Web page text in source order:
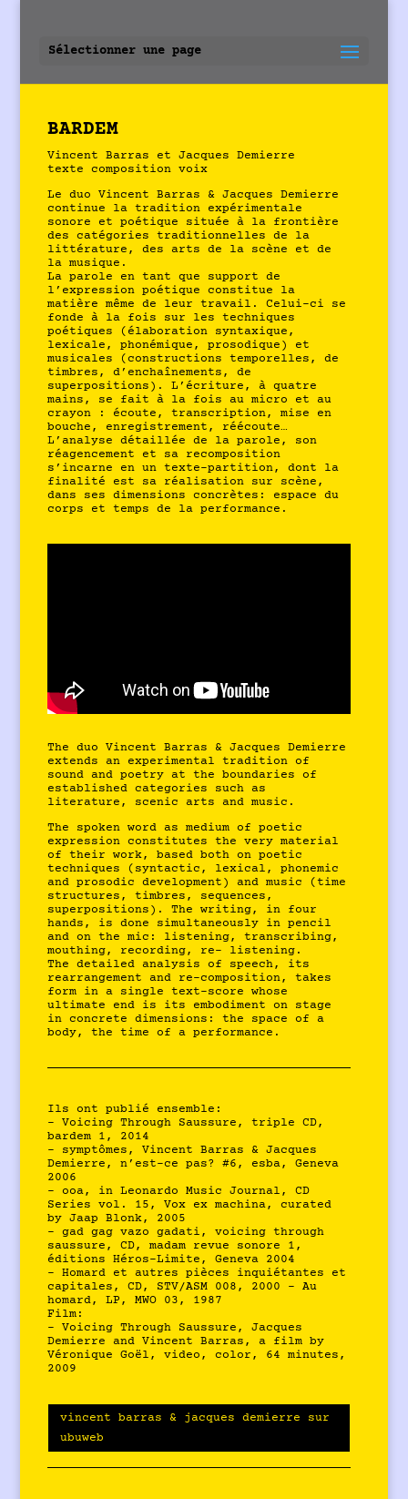
Sélectionner une page
BARDEM
Vincent Barras et Jacques Demierre
texte composition voix
Le duo Vincent Barras & Jacques Demierre
continue la tradition expérimentale
sonore et poétique située à la frontière
des catégories traditionnelles de la
littérature, des arts de la scène et de
la musique.
La parole en tant que support de
l’expression poétique constitue la
matière même de leur travail. Celui-ci se
fonde à la fois sur les techniques
poétiques (élaboration syntaxique,
lexicale, phonémique, prosodique) et
musicales (constructions temporelles, de
timbres, d’enchaînements, de
superpositions). L’écriture, à quatre
mains, se fait à la fois au micro et au
crayon : écoute, transcription, mise en
bouche, enregistrement, réécoute…
L’analyse détaillée de la parole, son
réagencement et sa recomposition
s’incarne en un texte-partition, dont la
finalité est sa réalisation sur scène,
dans ses dimensions concrètes: espace du
corps et temps de la performance.
The duo Vincent Barras & Jacques Demierre
extends an experimental tradition of
sound and poetry at the boundaries of
established categories such as
literature, scenic arts and music.
The spoken word as medium of poetic
expression constitutes the very material
of their work, based both on poetic
techniques (syntactic, lexical, phonemic
and prosodic development) and music (time
structures, timbres, sequences,
superpositions). The writing, in four
hands, is done simultaneously in pencil
and on the mic: listening, transcribing,
mouthing, recording, re- listening.
The detailed analysis of speech, its
rearrangement and re-composition, takes
form in a single text-score whose
ultimate end is its embodiment on stage
in concrete dimensions: the space of a
body, the time of a performance.
Ils ont publié ensemble:
– Voicing Through Saussure, triple CD,
bardem 1, 2014
– symptômes, Vincent Barras & Jacques
Demierre, n’est-ce pas? #6, esba, Geneva
2006
– ooa, in Leonardo Music Journal, CD
Series vol. 15, Vox ex machina, curated
by Jaap Blonk, 2005
– gad gag vazo gadati, voicing through
saussure, CD, madam revue sonore 1,
éditions Héros-Limite, Geneva 2004
– Homard et autres pièces inquiétantes et
capitales, CD, STV/ASM 008, 2000 – Au
homard, LP, MWO 03, 1987
Film:
– Voicing Through Saussure, Jacques
Demierre and Vincent Barras, a film by
Véronique Goël, video, color, 64 minutes,
2009
vincent barras & jacques demierre sur
ubuweb